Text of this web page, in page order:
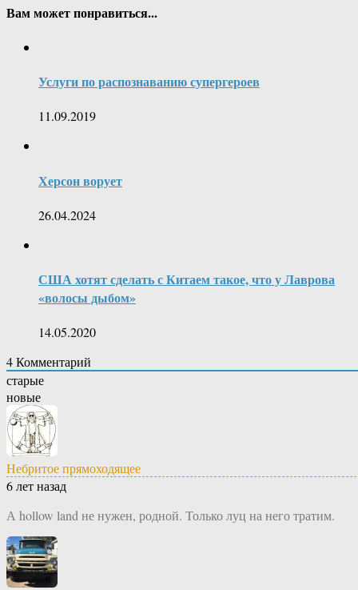
Вам может понравиться...
Услуги по распознаванию супергероев
11.09.2019
Херсон ворует
26.04.2024
США хотят сделать с Китаем такое, что у Лаврова
«волосы дыбом»
14.05.2020
4Комментарий
старые
новые
Небритое прямоходящее
6 лет назад
А hollow land не нужен, родной. Только луц на него тратим.